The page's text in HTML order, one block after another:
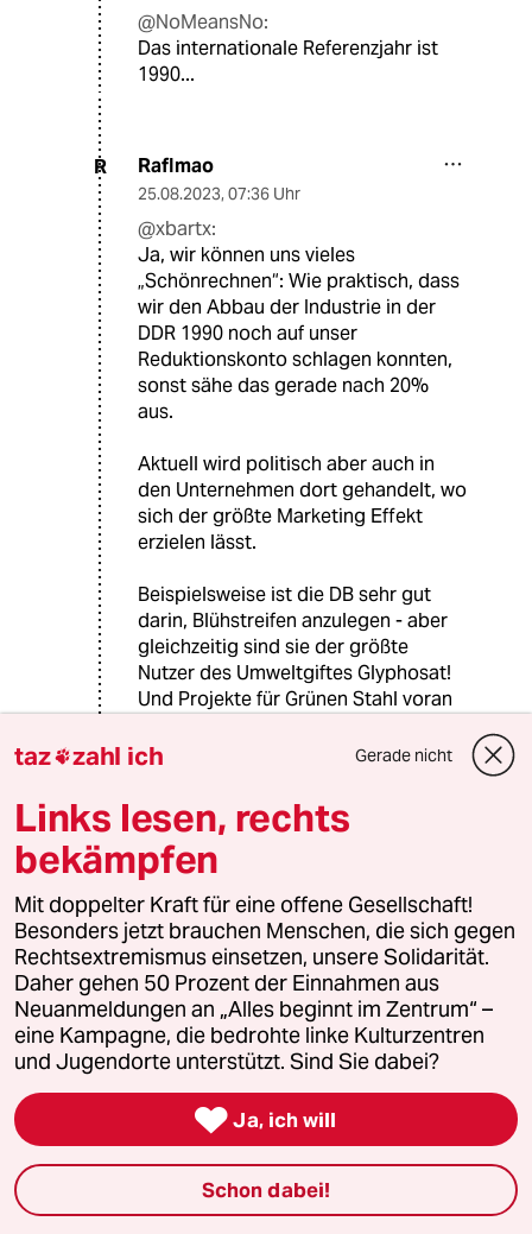
@NoMeansNo:
Das internationale Referenzjahr ist
1990...
R Raflmao
25.08.2023, 07:36 Uhr
@xbartx:
Ja, wir können uns vieles
„Schönrechnen“: Wie praktisch, dass
wir den Abbau der Industrie in der
DDR 1990 noch auf unser
Reduktionskonto schlagen konnten,
sonst sähe das gerade nach 20%
aus.
Aktuell wird politisch aber auch in
den Unternehmen dort gehandelt, wo
sich der größte Marketing Effekt
erzielen lässt.
Beispielsweise ist die DB sehr gut
darin, Blühstreifen anzulegen - aber
gleichzeitig sind sie der größte
Nutzer des Umweltgiftes Glyphosat!
Und Projekte für Grünen Stahl voran
Recyclingfähigkeit der Waggons zu
Wenn wir nicht endlich anfangen,
Nachhaltigkeit nicht als
Marketinglabel sondern als
Kernanliegen von Wirtschaft und
Politik zu stellen, dann wird es bald zu
spät sein, um das Greenwashing als
solches zu entlarven und echten
Wandel zu fördern.
@Raflmao:
Ich bin mir dessen sehr bewusst,
taz zahl ich Gerade nicht
Links lesen, rechts
bekämpfen
Mit doppelter Kraft für eine offene Gesellschaft!
Besonders jetzt brauchen Menschen, die sich gegen
Rechtsextremismus einsetzen, unsere Solidarität.
Daher gehen 50 Prozent der Einnahmen aus
Neuanmeldungen an „Alles beginnt im Zentrum“ –
eine Kampagne, die bedrohte linke Kulturzentren
und Jugendorte unterstützt. Sind Sie dabei?
 Ja, ich will
Schon dabei!